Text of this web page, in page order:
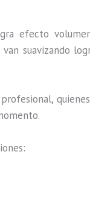
efecto
suavizando